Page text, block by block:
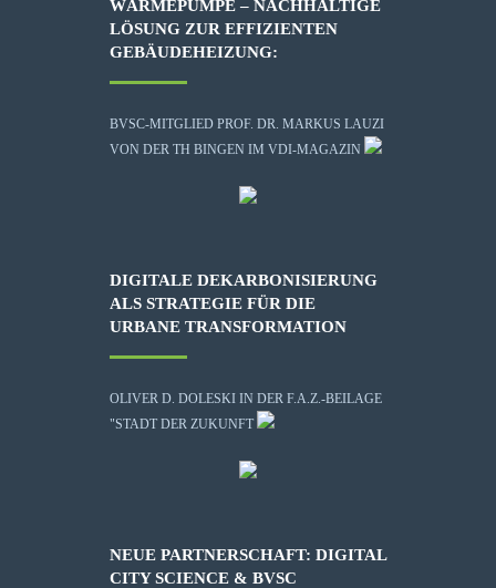
WÄRMEPUMPE – NACHHALTIGE
LÖSUNG ZUR EFFIZIENTEN
GEBÄUDEHEIZUNG:
BVSC-MITGLIED PROF. DR. MARKUS LAUZI
VON DER TH BINGEN IM VDI-MAGAZIN
DIGITALE DEKARBONISIERUNG
ALS STRATEGIE FÜR DIE
URBANE TRANSFORMATION
OLIVER D. DOLESKI IN DER F.A.Z.-BEILAGE
"STADT DER ZUKUNFT
NEUE PARTNERSCHAFT: DIGITAL
CITY SCIENCE & BVSC